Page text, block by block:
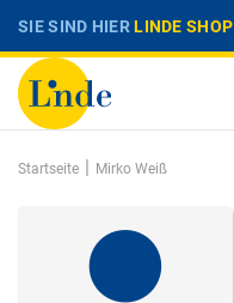
SIE SIND HIERLINDE SHOP
Startseite | Mirko Weiß